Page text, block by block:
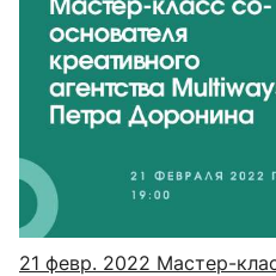
21 февр. 2022 Мастер-